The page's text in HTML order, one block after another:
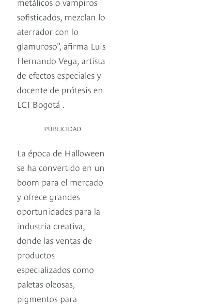
sofisticados, mezclan lo
aterrador con lo
glamuroso”, afirma Luis
Hernando Vega, artista
de efectos especiales y
docente de prótesis en
LCI Bogotá .
PUBLICIDAD
La época de Halloween
se ha convertido en un
boom para el mercado
y ofrece grandes
oportunidades para la
industria creativa,
donde las ventas de
productos
especializados como
paletas oleosas,
pigmentos para